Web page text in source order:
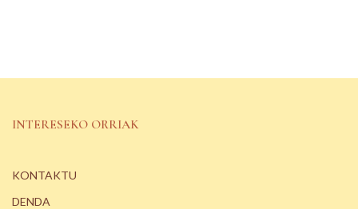
INTERESEKO ORRIAK
KONTAKTU
DENDA